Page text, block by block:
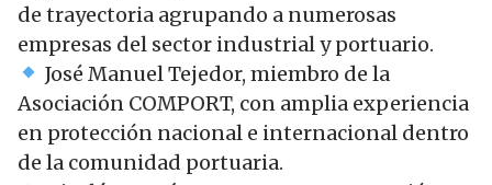
de trayectoria agrupando a numerosas
empresas del sector industrial y portuario.
José Manuel Tejedor, miembro de la
Asociación COMPORT, con amplia experiencia
en protección nacional e internacional dentro
de la comunidad portuaria.